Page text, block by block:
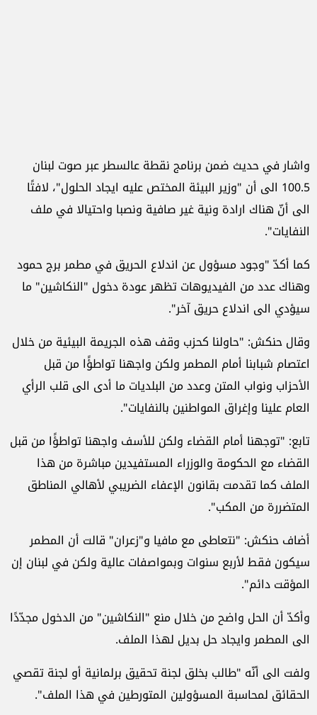
واشار في حديث ضمن برنامج نقطة عالسطر عبر صوت لبنان
100.5 الى أن "وزير البيئة المختص عليه ايجاد الحلول"، لافتًا
الى أنّ هناك ارادة ونية غير صافية ونصبا واحتيالا في ملف
النفايات".
كما أكدّ "وجود مسؤول عن اندلاع الحريق في مطمر برج حمود
وهناك عدد من الفيديوهات تظهر عودة دخول "النكاشين" ما
سيؤدي الى اندلاع حريق آخر".
وقال حنكش: "حاولنا كحزب وقف هذه الجريمة البيئية من خلال
اعتصام شبابنا أمام المطمر ولكن واجهنا تواطؤًا من قبل
الأحزاب ونواب المتن وعدد من البلديات ما أدى الى قلب الرأي
العام علينا وإغراق المواطنين بالنفايات".
تابع: "توجهنا أمام القضاء ولكن للأسف واجهنا تواطؤًا من قبل
القضاء مع الحكومة والوزراء المستفيدين مباشرة من هذا
الملف كما تقدمت بقانون الإعفاء الضريبي لأهالي المناطق
المتضررة من المكب".
أضاف حنكش: "نتعاطى مع مافيا و"زعران" قالت أن المطمر
سيكون فقط لأربع سنوات وبمواصفات عالية ولكن في لبنان إن
المؤقت دائم".
وأكدّ أن الحل واضح من خلال منع "النكاشين" من الدخول مجدّدًا
الى المطمر وايجاد حل بديل لهذا الملف.
ولفت الى أنّه "طالب بخلق لجنة تحقيق برلمانية أو لجنة تقصي
الحقائق لمحاسبة المسؤولين المتورطين في هذا الملف".